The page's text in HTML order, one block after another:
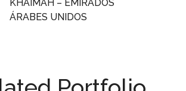
KHAIMAH – EMIRADOS
ÁRABES UNIDOS